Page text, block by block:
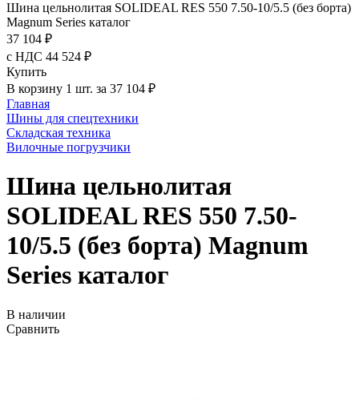
Шина цельнолитая SOLIDEAL RES 550 7.50-10/5.5 (без борта)
Magnum Series каталог
37 104 ₽
с НДС 44 524 ₽
Купить
В корзину 1 шт. за 37 104 ₽
Главная
Шины для спецтехники
Складская техника
Вилочные погрузчики
Шина цельнолитая
SOLIDEAL RES 550 7.50-
10/5.5 (без борта) Magnum
Series каталог
В наличии
Сравнить